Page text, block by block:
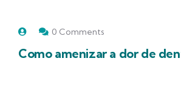
0 Comments
Como amenizar a dor de